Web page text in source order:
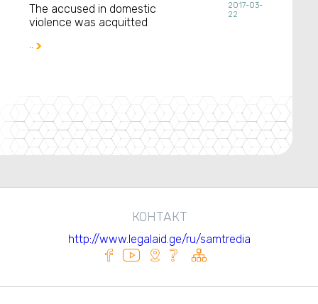
The accused in domestic
violence was acquitted
..
2017-03-
22
КОНТАКТ
http://www.legalaid.ge/ru/samtredia